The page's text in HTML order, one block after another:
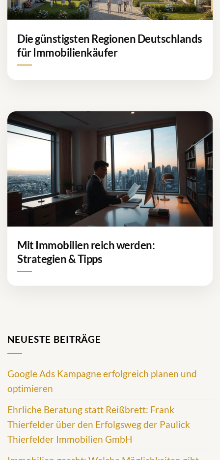
Die günstigsten Regionen Deutschlands
für Immobilienkäufer
Mit Immobilien reich werden:
Strategien & Tipps
NEUESTE BEITRÄGE
Google Ads Kampagne erfolgreich planen und
optimieren
Ehrliche Beratung statt Reißbrett: Frank
Thierfelder über den Erfolgsweg der Paulick
Thierfelder Immobilien GmbH